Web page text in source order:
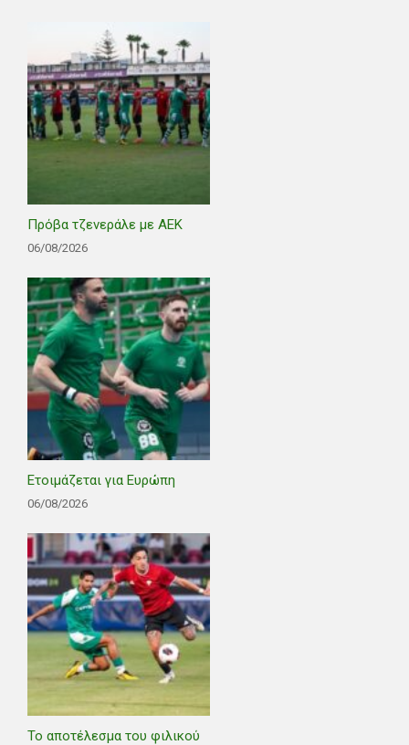
Πρόβα τζενεράλε με ΑΕΚ
06/08/2026
Ετοιμάζεται για Ευρώπη
06/08/2026
Το αποτέλεσμα του φιλικού